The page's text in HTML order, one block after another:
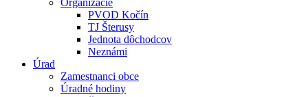
Organizácie
PVOD Kočín
TJ Šterusy
Jednota dôchodcov
Neznámi
Úrad
Zamestnanci obce
Úradné hodiny